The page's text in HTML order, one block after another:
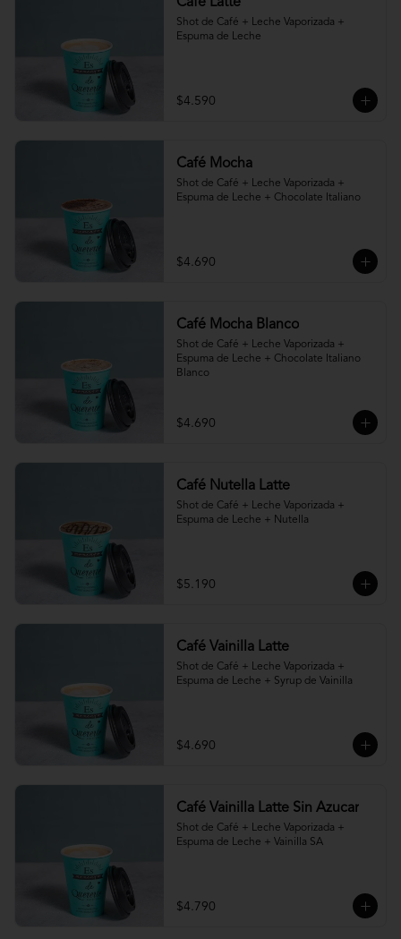
Shot de Café + Leche Vaporizada +
Espuma de Leche
$4.590
Café Mocha
Shot de Café + Leche Vaporizada +
Espuma de Leche + Chocolate Italiano
$4.690
Café Mocha Blanco
Shot de Café + Leche Vaporizada +
Espuma de Leche + Chocolate Italiano
Blanco
$4.690
Café Nutella Latte
Shot de Café + Leche Vaporizada +
Espuma de Leche + Nutella
$5.190
Café Vainilla Latte
Shot de Café + Leche Vaporizada +
Espuma de Leche + Syrup de Vainilla
$4.690
Café Vainilla Latte Sin Azucar
Shot de Café + Leche Vaporizada +
Espuma de Leche + Vainilla SA
$4.790